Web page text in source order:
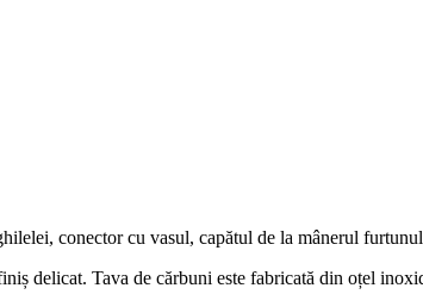
conector cu vasul, capătul de la mânerul
delicat. Tava de cărbuni este fabricată din oțel